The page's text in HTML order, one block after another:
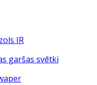
IR
garšas svētki